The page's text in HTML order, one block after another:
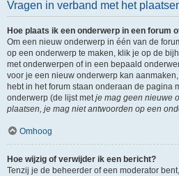
Vragen in verband met het
Hoe plaats ik een onderwerp in een forum
Om een nieuw onderwerp in één van de
op een onderwerp te maken, klik je op de
met onderwerpen of in een bepaald
voor je een nieuw onderwerp kan
hebt in het forum staan onderaan de pagina
onderwerp (de lijst metje mag geen nieuwe
plaatsen, je mag niet antwoorden op een
Omhoog
Hoe wijzig of verwijder ik een bericht?
Tenzij je de beheerder of een moderator